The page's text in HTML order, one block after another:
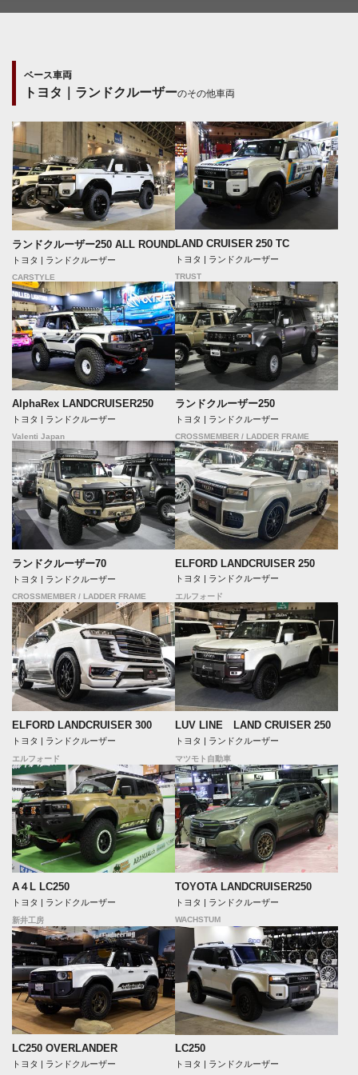
ベース車両
トヨタ｜ランドクルーザーのその他車両
ランドクルーザー250 ALL ROUND
トヨタ | ランドクルーザー
CARSTYLE
LAND CRUISER 250 TC
トヨタ | ランドクルーザー
TRUST
AlphaRex LANDCRUISER250
トヨタ | ランドクルーザー
Valenti Japan
ランドクルーザー250
トヨタ | ランドクルーザー
CROSSMEMBER / LADDER FRAME
ランドクルーザー70
トヨタ | ランドクルーザー
CROSSMEMBER / LADDER FRAME
ELFORD LANDCRUISER 250
トヨタ | ランドクルーザー
エルフォード
ELFORD LANDCRUISER 300
トヨタ | ランドクルーザー
エルフォード
LUV LINE LAND CRUISER 250
トヨタ | ランドクルーザー
マツモト自動車
A４L LC250
トヨタ | ランドクルーザー
新井工房
TOYOTA LANDCRUISER250
トヨタ | ランドクルーザー
WACHSTUM
LC250 OVERLANDER
トヨタ | ランドクルーザー
LC250
トヨタ | ランドクルーザー